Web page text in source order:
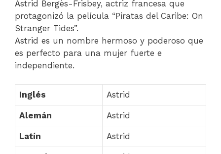
Astrid Bergès-Frisbey, actriz francesa que
protagonizó la película “Piratas del Caribe: On
Stranger Tides”.
Astrid es un nombre hermoso y poderoso que
es perfecto para una mujer fuerte e
independiente.
Inglés Astrid
Alemán Astrid
Latín Astrid